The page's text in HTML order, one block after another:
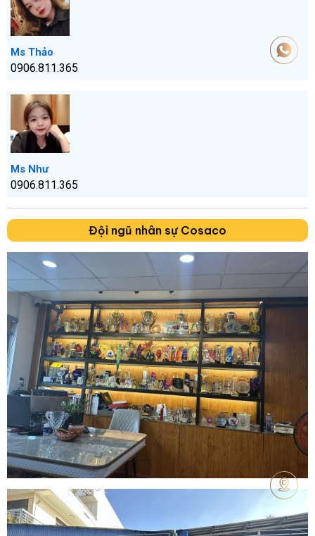
Ms Thảo
0906.811.365
Ms Như
0906.811.365
Đội ngũ nhân sự Cosaco